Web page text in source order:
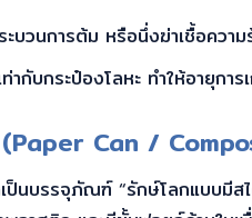
ะบวนการต้ม หรือนึ่งฆ่าเชื้อควา
ากับกระป๋องโลหะ ทำให้อายุการ
(Paper Can /
ป็นบรรจุภัณฑ์ “รักษ์โลกแบบมี